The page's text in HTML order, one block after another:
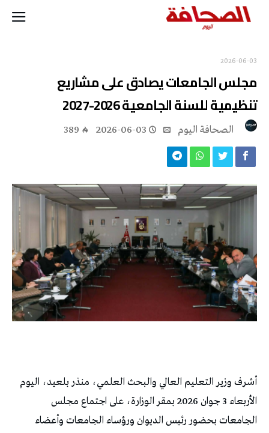
2026-06-03
مجلس الجامعات يصادق على مشاريع
تنظيمية للسنة الجامعية 2026-2027
2026-06-03
389
أشرف وزير التعليم العالي والبحث العلمي، منذر بلعيد، اليوم
الأربعاء 3 جوان 2026 بمقر الوزارة، على اجتماع مجلس
الجامعات بحضور رئيس الديوان ورؤساء الجامعات وأعضاء